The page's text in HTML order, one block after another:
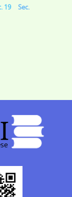
19
Sec.